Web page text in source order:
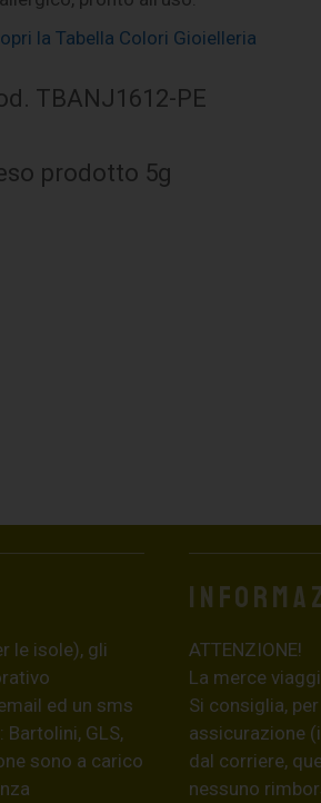
la Tabella Colori Gioielleria
TBANJ1612-PE
prodotto 5g
le isole), gli
ed un sms
GLS,
sono a carico
ATTENZIONE!
La merce
Si consiglia,
assicurazione
dal corriere,
nessuno